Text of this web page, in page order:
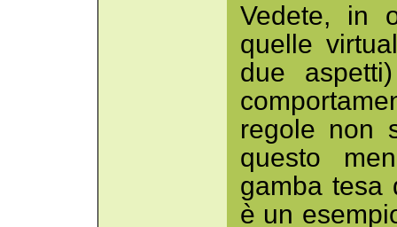
Vedete, in
quelle
due
regole non
questo
gamba tesa
è un